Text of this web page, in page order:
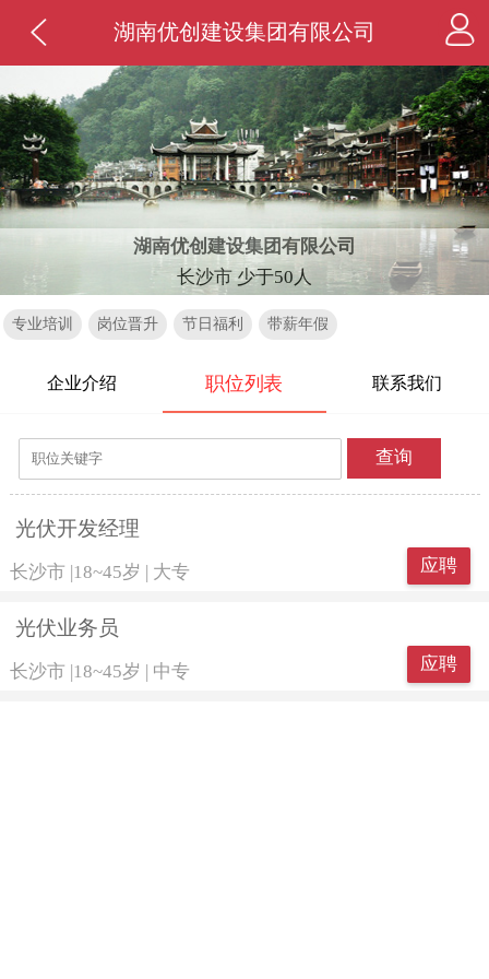
湖南优创建设集团有限公司
湖南优创建设集团有限公司
长沙市 少于50人
专业培训 岗位晋升 节日福利 带薪年假
企业介绍 职位列表 联系我们
查询
光伏开发经理
长沙市 18~45岁 大专 应聘
光伏业务员
长沙市 |18~45岁 | 中专 应聘